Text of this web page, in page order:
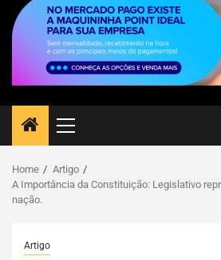
Home
Artigo
A Importância da Constituição: Legislativo
nação.
Artigo